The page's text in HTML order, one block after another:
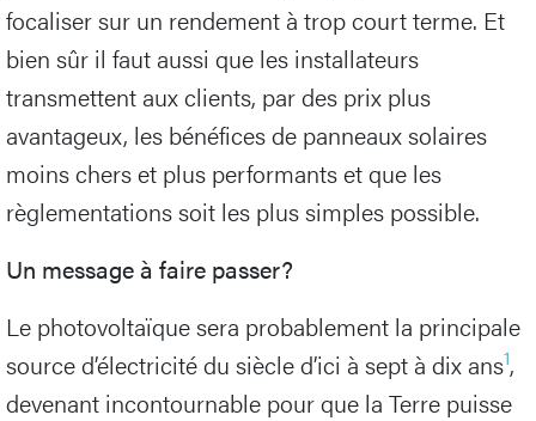
focaliser sur un rendement à trop court terme. Et
bien sûr il faut aussi que les installateurs
transmettent aux clients, par des prix plus
avantageux, les bénéfices de panneaux solaires
moins chers et plus performants et que les
règlementations soit les plus simples possible.
Un message à faire passer?
Le photovoltaïque sera probablement la principale
source d’électricité du siècle d’ici à sept à dix ans1,
devenant incontournable pour que la Terre puisse